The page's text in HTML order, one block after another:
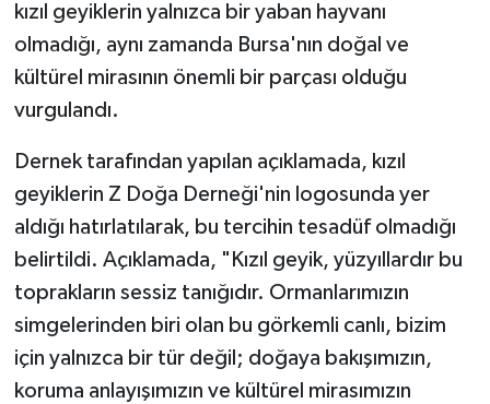
kızıl geyiklerin yalnızca bir yaban hayvanı
olmadığı, aynı zamanda Bursa'nın doğal ve
kültürel mirasının önemli bir parçası olduğu
vurgulandı.
Dernek tarafından yapılan açıklamada, kızıl
geyiklerin Z Doğa Derneği'nin logosunda yer
aldığı hatırlatılarak, bu tercihin tesadüf olmadığı
belirtildi. Açıklamada, "Kızıl geyik, yüzyıllardır bu
toprakların sessiz tanığıdır. Ormanlarımızın
simgelerinden biri olan bu görkemli canlı, bizim
için yalnızca bir tür değil; doğaya bakışımızın,
koruma anlayışımızın ve kültürel mirasımızın